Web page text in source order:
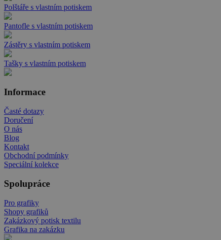
Polštáře s vlastním potiskem
Pantofle s vlastním potiskem
Zástěry s vlastním potiskem
Tašky s vlastním potiskem
Informace
Časté dotazy
Doručení
O nás
Blog
Kontakt
Obchodní podmínky
Speciální kolekce
Spolupráce
Pro grafiky
Shopy grafiků
Zakázkový potisk textilu
Grafika na zakázku